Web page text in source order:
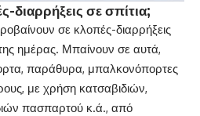
διαρρήξεις σε σπίτια;
σε κλοπές-διαρρήξεις
ημέρας. Μπαίνουν σε αυτά,
παράθυρα, μπαλκονόπορτες
με χρήση κατσαβιδιών,
πασπαρτού κ.ά., από